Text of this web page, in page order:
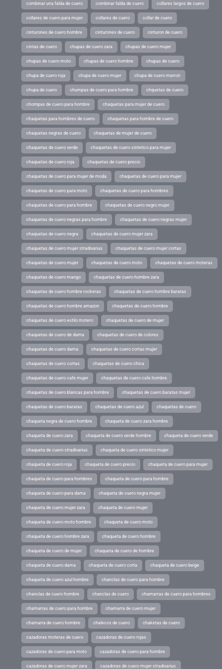
combinar una falda de cuero combinar falda de cuero collares largos de cuero
collares de cuero para mujer collares de cuero collar de cuero
cinturones de cuero hombre cinturones de cuero cinturon de cuero
cintas de cuero chupas de cuero zara chupas de cuero mujer
chupas de cuero moto chupas de cuero hombre chupas de cuero
chupa de cuero roja chupa de cuero mujer chupa de cuero marron
chupa de cuero chumpas de cuero para hombre chquetas de cuero
chompas de cuero para hombre chaquetas para mujer de cuero
chaquetas para hombres de cuero chaquetas para hombre de cuero
chaquetas negras de cuero chaquetas de mujer de cuero
chaquetas de cuero verde chaquetas de cuero sintetico para mujer
chaquetas de cuero roja chaquetas de cuero precio
chaquetas de cuero para mujer de moda chaquetas de cuero para mujer
chaquetas de cuero para moto chaquetas de cuero para hombres
chaquetas de cuero para hombre chaquetas de cuero negro mujer
chaquetas de cuero negras para hombre chaquetas de cuero negras mujer
chaquetas de cuero negra chaquetas de cuero mujer zara
chaquetas de cuero mujer stradivarius chaquetas de cuero mujer cortas
chaquetas de cuero mujer chaquetas de cuero moto chaquetas de cuero moteras
chaquetas de cuero mango chaquetas de cuero hombre zara
chaquetas de cuero hombre rockeras chaquetas de cuero hombre baratas
chaquetas de cuero hombre amazon chaquetas de cuero hombre
chaquetas de cuero estilo motero chaquetas de cuero de mujer
chaquetas de cuero de dama chaquetas de cuero de colores
chaquetas de cuero dama chaquetas de cuero cortas mujer
chaquetas de cuero cortas chaquetas de cuero chica
chaquetas de cuero cafe mujer chaquetas de cuero cafe hombre
chaquetas de cuero blancas para hombre chaquetas de cuero baratas mujer
chaquetas de cuero baratas chaquetas de cuero azul chaquetas de cuero
chaqueta negra de cuero hombre chaqueta de cuero zara hombre
chaqueta de cuero zara chaqueta de cuero verde hombre chaqueta de cuero verde
chaqueta de cuero stradivarius chaqueta de cuero sintetico mujer
chaqueta de cuero roja chaqueta de cuero precio chaqueta de cuero para mujer
chaqueta de cuero para hombres chaqueta de cuero para hombre
chaqueta de cuero para dama chaqueta de cuero negra mujer
chaqueta de cuero mujer zara chaqueta de cuero mujer
chaqueta de cuero moto hombre chaqueta de cuero moto
chaqueta de cuero hombre zara chaqueta de cuero hombre
chaqueta de cuero de mujer chaqueta de cuero de hombre
chaqueta de cuero dama chaqueta de cuero corta chaqueta de cuero beige
chaqueta de cuero azul hombre chanclas de cuero para hombre
chanclas de cuero hombre chanclas de cuero chamarras de cuero para hombres
chamarras de cuero para hombre chamarra de cuero mujer
chamarra de cuero hombre chalecos de cuero chaketas de cuero
cazadoras moteras de cuero cazadoras de cuero rojas
cazadoras de cuero para moto cazadoras de cuero para hombre
cazadoras de cuero mujer zara cazadoras de cuero mujer stradivarius